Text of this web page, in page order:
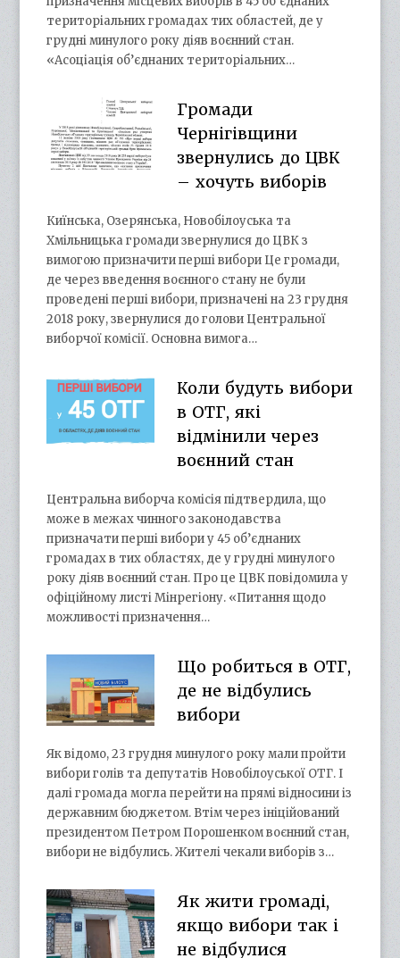
територіальних громадах тих областей, де у
грудні минулого року діяв воєнний стан.
«Асоціація об’єднаних територіальних…
Громади
Чернігівщини
звернулись до ЦВК
– хочуть виборів
Киїнська, Озерянська, Новобілоуська та
Хмільницька громади звернулися до ЦВК з
вимогою призначити перші вибори Це громади,
де через введення воєнного стану не були
проведені перші вибори, призначені на 23 грудня
2018 року, звернулися до голови Центральної
виборчої комісії. Основна вимога…
Коли будуть вибори
в ОТГ, які
відмінили через
воєнний стан
Центральна виборча комісія підтвердила, що
може в межах чинного законодавства
призначати перші вибори у 45 об’єднаних
громадах в тих областях, де у грудні минулого
року діяв воєнний стан. Про це ЦВК повідомила у
офіційному листі Мінрегіону. «Питання щодо
можливості призначення…
Що робиться в ОТГ,
де не відбулись
вибори
Як відомо, 23 грудня минулого року мали пройти
вибори голів та депутатів Новобілоуської ОТГ. І
далі громада могла перейти на прямі відносини із
державним бюджетом. Втім через ініційований
президентом Петром Порошенком воєнний стан,
вибори не відбулись. Жителі чекали виборів з…
Як жити громаді,
якщо вибори так і
не відбулися